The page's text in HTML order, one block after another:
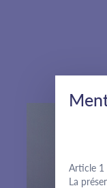
Article 1
La